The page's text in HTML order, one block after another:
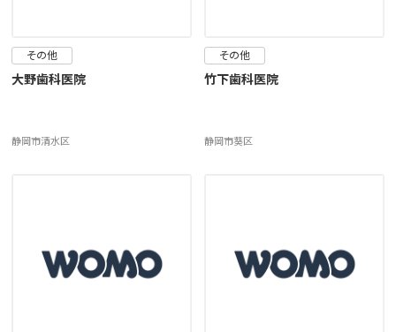
その他
大野歯科医院
静岡市清水区
その他
竹下歯科医院
静岡市葵区